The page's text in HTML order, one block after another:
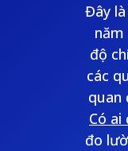
Đây
độ
các
quan
Có
đo